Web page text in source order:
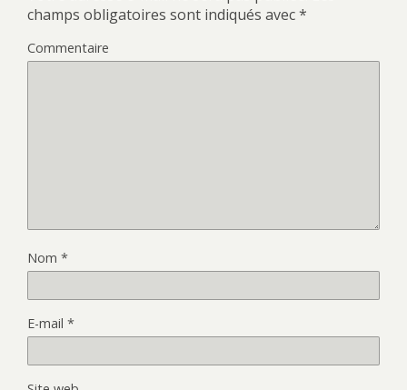
champs obligatoires sont indiqués avec*
Commentaire
Nom *
E-mail *